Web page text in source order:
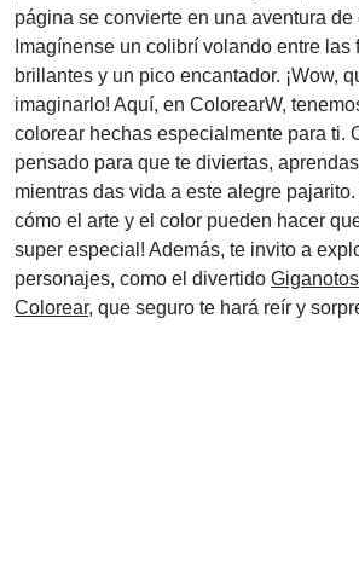
página se convierte en una aventura de
Imagínense un colibrí volando entre las
brillantes y un pico encantador. ¡Wow,
imaginarlo! Aquí, en ColorearW,
colorear hechas especialmente para ti.
pensado para que te diviertas,
mientras das vida a este alegre
cómo el arte y el color pueden hacer
super especial! Además, te invito a
personajes, como el divertido
Colorear, que seguro te hará reír y